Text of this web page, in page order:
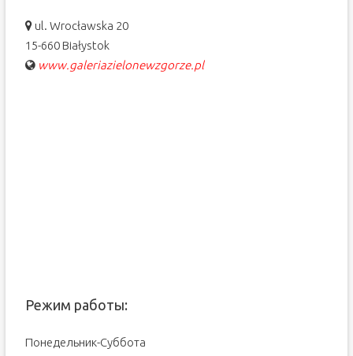
ul. Wrocławska 20
15-660 Białystok
www.galeriazielonewzgorze.pl
Режим работы:
Понедельник-Суббота